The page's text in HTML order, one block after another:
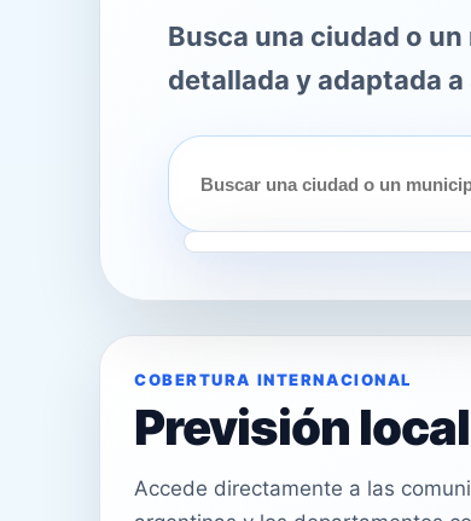
Busca una ciudad o
detallada y adaptada
COBERTURA INTERNACIONAL
Previsión
Accede directamente a las